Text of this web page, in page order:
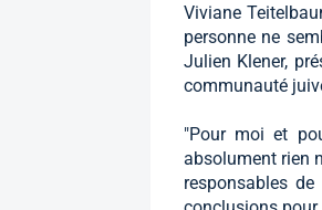
Viviane
personne ne
Julien Klener,
communauté
"Pour moi et
absolument rien
responsables